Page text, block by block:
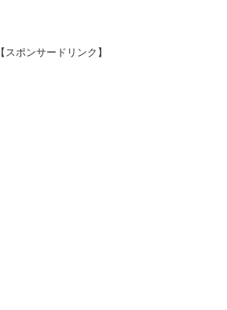
【スポンサードリンク】